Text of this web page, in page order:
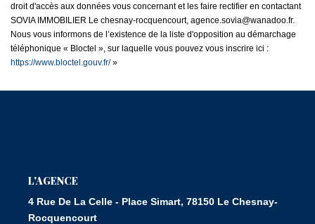
droit d'accès aux données vous concernant et les faire rectifier en contactant
SOVIA IMMOBILIER Le chesnay-rocquencourt, agence.sovia@wanadoo.fr.
Nous vous informons de l’existence de la liste d'opposition au démarchage
téléphonique « Bloctel », sur laquelle vous pouvez vous inscrire ici :
https://www.bloctel.gouv.fr/»
L'AGENCE
4 Rue De La Celle - Place Simart, 78150 Le Chesnay-
Rocquencourt